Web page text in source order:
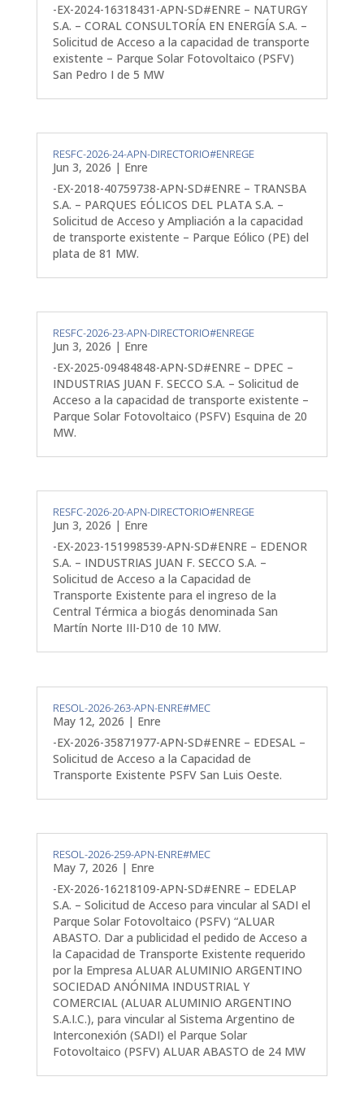
-EX-2024-16318431-APN-SD#ENRE – NATURGY
S.A. – CORAL CONSULTORÍA EN ENERGÍA S.A. –
Solicitud de Acceso a la capacidad de transporte
existente – Parque Solar Fotovoltaico (PSFV)
San Pedro I de 5 MW
RESFC-2026-24-APN-DIRECTORIO#ENREGE
Jun 3, 2026 | Enre
-EX-2018-40759738-APN-SD#ENRE – TRANSBA
S.A. – PARQUES EÓLICOS DEL PLATA S.A. –
Solicitud de Acceso y Ampliación a la capacidad
de transporte existente – Parque Eólico (PE) del
plata de 81 MW.
RESFC-2026-23-APN-DIRECTORIO#ENREGE
Jun 3, 2026 | Enre
-EX-2025-09484848-APN-SD#ENRE – DPEC –
INDUSTRIAS JUAN F. SECCO S.A. – Solicitud de
Acceso a la capacidad de transporte existente –
Parque Solar Fotovoltaico (PSFV) Esquina de 20
MW.
RESFC-2026-20-APN-DIRECTORIO#ENREGE
Jun 3, 2026 | Enre
-EX-2023-151998539-APN-SD#ENRE – EDENOR
S.A. – INDUSTRIAS JUAN F. SECCO S.A. –
Solicitud de Acceso a la Capacidad de
Transporte Existente para el ingreso de la
Central Térmica a biogás denominada San
Martín Norte III-D10 de 10 MW.
RESOL-2026-263-APN-ENRE#MEC
May 12, 2026 | Enre
-EX-2026-35871977-APN-SD#ENRE – EDESAL –
Solicitud de Acceso a la Capacidad de
Transporte Existente PSFV San Luis Oeste.
RESOL-2026-259-APN-ENRE#MEC
May 7, 2026 | Enre
-EX-2026-16218109-APN-SD#ENRE – EDELAP
S.A. – Solicitud de Acceso para vincular al SADI el
Parque Solar Fotovoltaico (PSFV) “ALUAR
ABASTO. Dar a publicidad el pedido de Acceso a
la Capacidad de Transporte Existente requerido
por la Empresa ALUAR ALUMINIO ARGENTINO
SOCIEDAD ANÓNIMA INDUSTRIAL Y
COMERCIAL (ALUAR ALUMINIO ARGENTINO
S.A.I.C.), para vincular al Sistema Argentino de
Interconexión (SADI) el Parque Solar
Fotovoltaico (PSFV) ALUAR ABASTO de 24 MW